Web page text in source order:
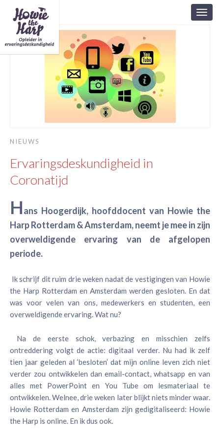
NIEUWS
Ervaringsdeskundigheid in
Coronatijd
Hans Hoogerdijk, hoofddocent van Howie the
Harp Rotterdam & Amsterdam, neemt je mee in zijn
overweldigende ervaring van de afgelopen
periode.
Ik schrijf dit ruim drie weken nadat de vestigingen van Howie
the Harp Rotterdam en Amsterdam werden gesloten. En dat
was voor velen van ons, medewerkers en studenten, een
overweldigende ervaring. Wat nu?
Na de eerste schok, verbazing en misschien zelfs
ontreddering volgt de actie: digitaal verder. Nu had ik zelf
tien jaar geleden al ‘besloten’ dat mijn online leven zich niet
verder zou ontwikkelen dan email-contact, whatsapp en van
alles met PowerPoint en You Tube om lesmateriaal te
ontwikkelen. Welnee, drie weken later blijkt niets minder waar.
Howie Rotterdam en Amsterdam zijn gedigitaliseerd: Howie
the Harp is online. En ik dus ook.